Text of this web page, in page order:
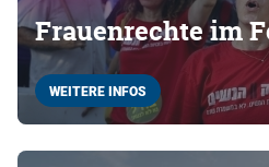
Frauenrechte im
WEITERE INFOS